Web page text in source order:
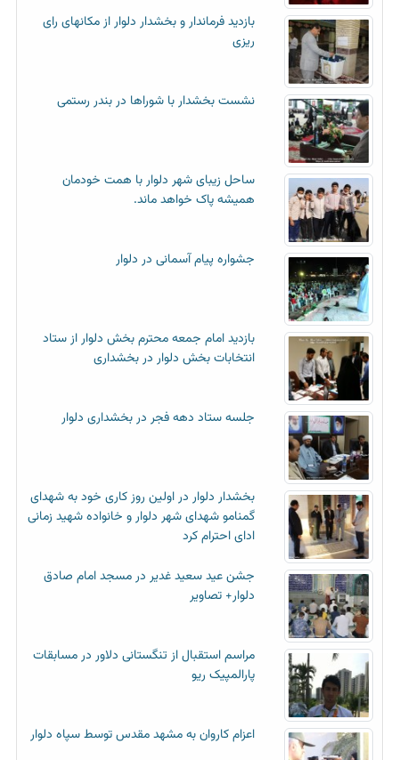
بازدید فرماندار و بخشدار دلوار از مکانهای رای
ریزی
نشست بخشدار با شوراها در بندر رستمی
ساحل زیبای شهر دلوار با همت خودمان
همیشه پاک خواهد ماند.
جشواره پیام آسمانی در دلوار
بازدید امام جمعه محترم بخش دلوار از ستاد
انتخابات بخش دلوار در بخشداری
جلسه ستاد دهه فجر در بخشداری دلوار
بخشدار دلوار در اولین روز کاری خود به شهدای
گمنامو شهدای شهر دلوار و خانواده شهید زمانی
ادای احترام کرد
جشن عید سعید غدیر در مسجد امام صادق
دلوار+ تصاویر
مراسم استقبال از تنگستانی دلاور در مسابقات
پارالمپیک ریو
اعزام کاروان به مشهد مقدس توسط سپاه دلوار